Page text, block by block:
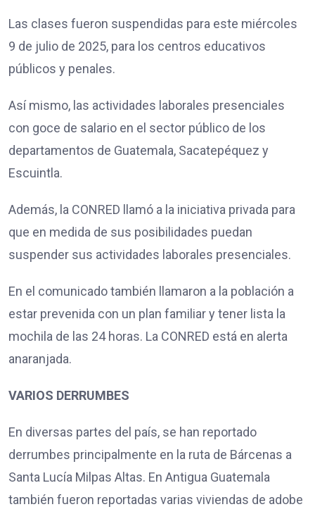
Las clases fueron suspendidas para este miércoles
9 de julio de 2025, para los centros educativos
públicos y penales.
Así mismo, las actividades laborales presenciales
con goce de salario en el sector público de los
departamentos de Guatemala, Sacatepéquez y
Escuintla.
Además, la CONRED llamó a la iniciativa privada para
que en medida de sus posibilidades puedan
suspender sus actividades laborales presenciales.
En el comunicado también llamaron a la población a
estar prevenida con un plan familiar y tener lista la
mochila de las 24 horas. La CONRED está en alerta
anaranjada.
VARIOS DERRUMBES
En diversas partes del país, se han reportado
derrumbes principalmente en la ruta de Bárcenas a
Santa Lucía Milpas Altas. En Antigua Guatemala
también fueron reportadas varias viviendas de adobe